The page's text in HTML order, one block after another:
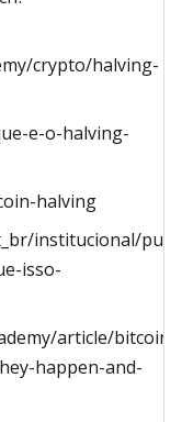
crypto/halving-
e-o-halving-
halving
institucional/
isso-
article/bitcoin-
happen-and-